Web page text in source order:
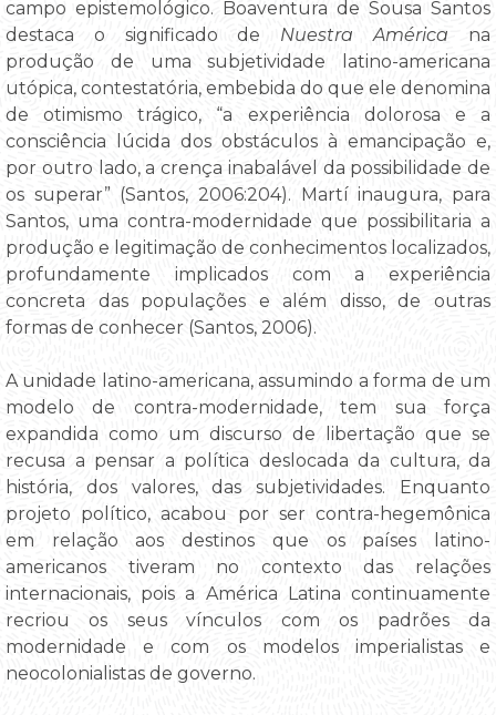
campo epistemológico. Boaventura de Sousa Santos
destaca o significado de Nuestra América na
produção de uma subjetividade latino-americana
utópica, contestatória, embebida do que ele denomina
de otimismo trágico, “a experiência dolorosa e a
consciência lúcida dos obstáculos à emancipação e,
por outro lado, a crença inabalável da possibilidade de
os superar” (Santos, 2006:204). Martí inaugura, para
Santos, uma contra-modernidade que possibilitaria a
produção e legitimação de conhecimentos localizados,
profundamente implicados com a experiência
concreta das populações e além disso, de outras
formas de conhecer (Santos, 2006).
A unidade latino-americana, assumindo a forma de um
modelo de contra-modernidade, tem sua força
expandida como um discurso de libertação que se
recusa a pensar a política deslocada da cultura, da
história, dos valores, das subjetividades. Enquanto
projeto político, acabou por ser contra-hegemônica
em relação aos destinos que os países latino-
americanos tiveram no contexto das relações
internacionais, pois a América Latina continuamente
recriou os seus vínculos com os padrões da
modernidade e com os modelos imperialistas e
neocolonialistas de governo.